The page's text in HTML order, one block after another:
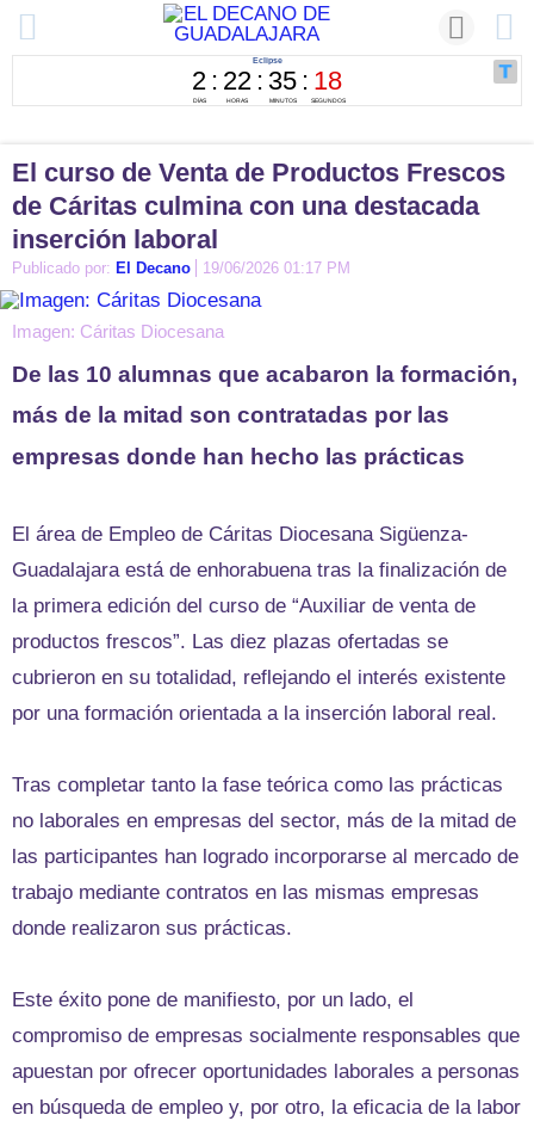
El curso de Venta de Productos Frescos
de Cáritas culmina con una destacada
inserción laboral
Publicado por: El Decano 19/06/2026 01:17 PM
Imagen: Cáritas Diocesana
De las 10 alumnas que acabaron la formación,
más de la mitad son contratadas por las
empresas donde han hecho las prácticas
El área de Empleo de Cáritas Diocesana Sigüenza-
Guadalajara está de enhorabuena tras la finalización de
la primera edición del curso de “Auxiliar de venta de
productos frescos”. Las diez plazas ofertadas se
cubrieron en su totalidad, reflejando el interés existente
por una formación orientada a la inserción laboral real.
Tras completar tanto la fase teórica como las prácticas
no laborales en empresas del sector, más de la mitad de
las participantes han logrado incorporarse al mercado de
trabajo mediante contratos en las mismas empresas
donde realizaron sus prácticas.
Este éxito pone de manifiesto, por un lado, el
compromiso de empresas socialmente responsables que
apuestan por ofrecer oportunidades laborales a personas
en búsqueda de empleo y, por otro, la eficacia de la labor